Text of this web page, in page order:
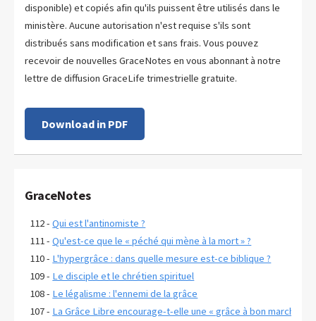
disponible) et copiés afin qu'ils puissent être utilisés dans le
ministère. Aucune autorisation n'est requise s'ils sont
distribués sans modification et sans frais. Vous pouvez
recevoir de nouvelles GraceNotes en vous abonnant à notre
lettre de diffusion GraceLife trimestrielle gratuite.
Download in PDF
GraceNotes
112 -Qui est l'antinomiste ?
111 -Qu'est-ce que le « péché qui mène à la mort » ?
110 - L'hypergrâce : dans quelle mesure est-ce biblique ?
109 - Le disciple et le chrétien spirituel
108 - Le légalisme : l'ennemi de la grâce
107 - La Grâce Libre encourage-t-elle une « grâce à bon marché » ?